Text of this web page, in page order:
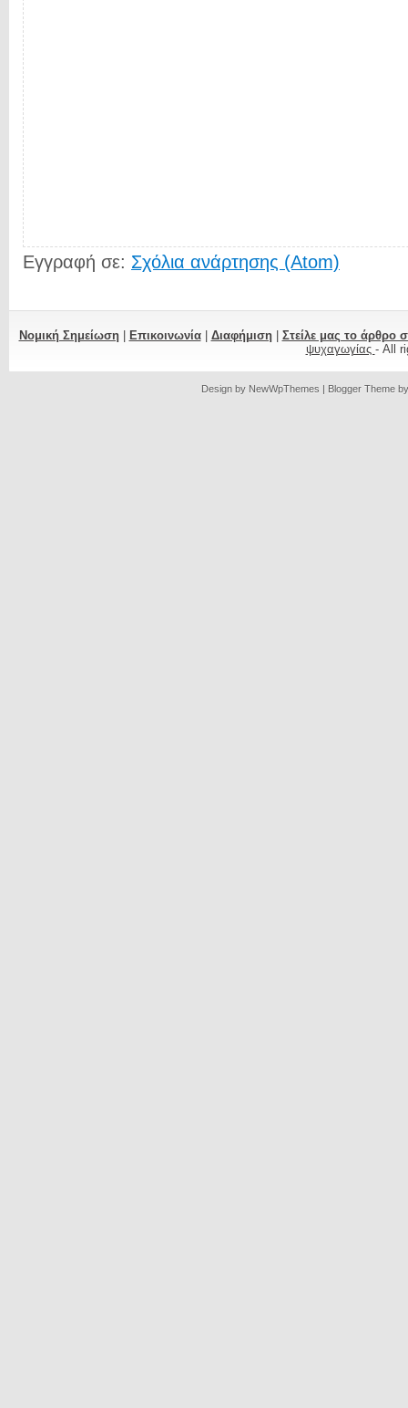
Εγγραφή σε: Σχόλια ανάρτησης (Atom)
Νομική Σημείωση| Επικοινωνία| Διαφήμιση| Στείλε μας το άρθρο
ψυχαγωγίας - All
Design by NewWpThemes | Blogger Theme